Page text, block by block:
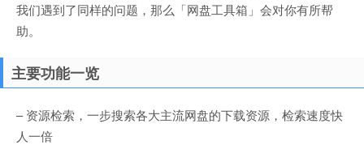
我们遇到了同样的问题，那么「网盘工具箱」会对你有所帮
助。
主要功能一览
– 资源检索，一步搜索各大主流网盘的下载资源，检索速度快
人一倍